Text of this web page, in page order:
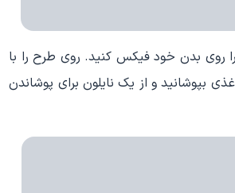
روی بدن خود فیکس کنید. روی طرح را با
بپوشانید و از یک نایلون برای پوشاندن